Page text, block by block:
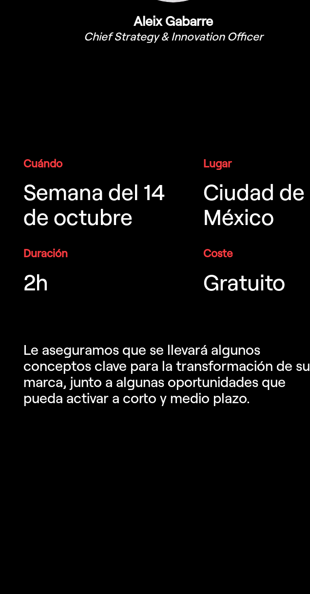
Aleix Gabarre
Chief Strategy & Innovation Officer
Cuándo
Semana del 14
de octubre
Lugar
Ciudad de
México
Duración
2h
Coste
Gratuito
Le aseguramos que se llevará algunos
conceptos clave para la transformación de su
marca, junto a algunas oportunidades que
pueda activar a corto y medio plazo.